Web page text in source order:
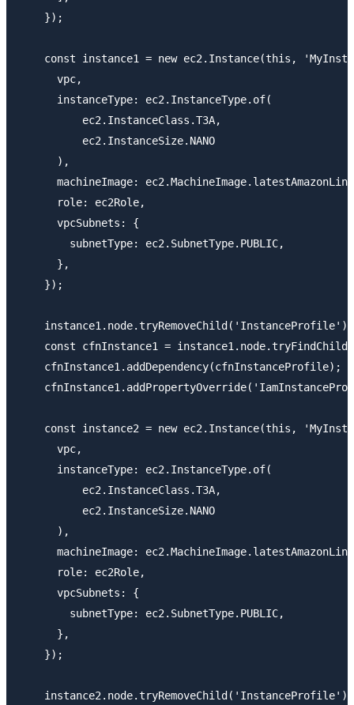
    });
const instance1 = new ec2.Instance(this,
      vpc,
      instanceType: ec2.InstanceType.of(
          ec2.InstanceClass.T3A,
          ec2.InstanceSize.NANO
      ),
machineImage:
      role: ec2Role,
      vpcSubnets: {
        subnetType: ec2.SubnetType.PUBLIC,
      },
    });
    instance1.node.tryRemoveChild('InstanceProfile');
const cfnInstance1 =
    cfnInstance1.addDependency(cfnInstanceProfile);
const instance2 = new ec2.Instance(this,
      vpc,
      instanceType: ec2.InstanceType.of(
          ec2.InstanceClass.T3A,
          ec2.InstanceSize.NANO
      ),
machineImage:
      role: ec2Role,
      vpcSubnets: {
        subnetType: ec2.SubnetType.PUBLIC,
      },
    });
    instance2.node.tryRemoveChild('InstanceProfile');